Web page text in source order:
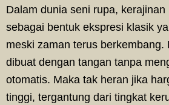
Dalam dunia seni rupa,
sebagai bentuk ekspresi klasik
meski zaman terus berkembang.
dibuat dengan tangan tanpa
otomatis. Maka tak heran jika
tinggi, tergantung dari tingkat